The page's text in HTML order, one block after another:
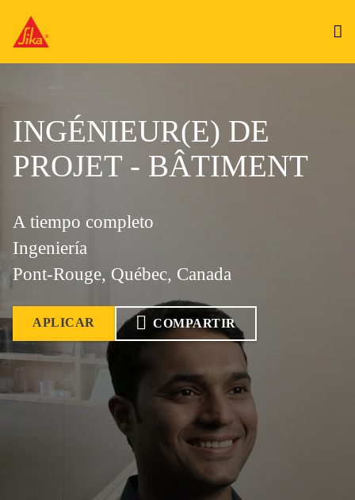
INGÉNIEUR(E) DE
PROJET - BÂTIMENT
A tiempo completo
Ingeniería
Pont-Rouge, Québec, Canada
APLICAR COMPARTIR